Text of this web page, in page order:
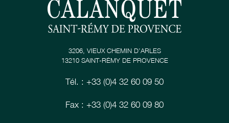
3206, VIEUX CHEMIN D’ARLES
13210 SAINT-RÉMY DE PROVENCE
Tél. : +33 (0)4 32 60 09 50
Fax : +33 (0)4 32 60 09 80